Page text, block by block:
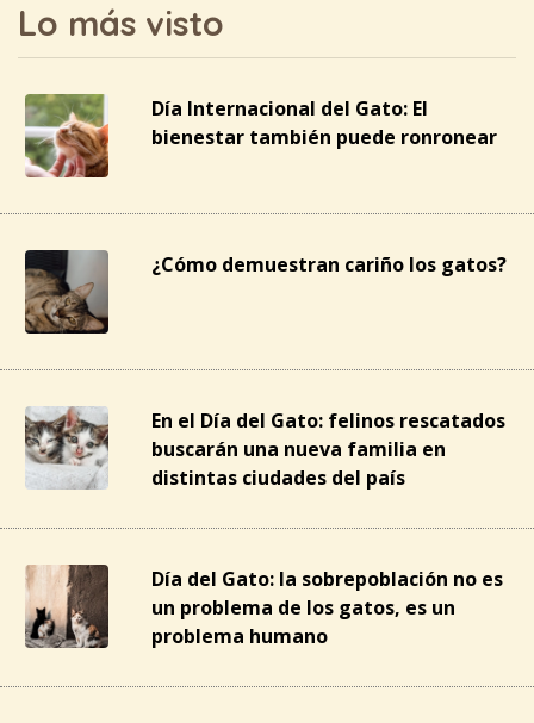
Lo más visto
Día Internacional del Gato: El
bienestar también puede ronronear
¿Cómo demuestran cariño los gatos?
En el Día del Gato: felinos rescatados
buscarán una nueva familia en
distintas ciudades del país
Día del Gato: la sobrepoblación no es
un problema de los gatos, es un
problema humano